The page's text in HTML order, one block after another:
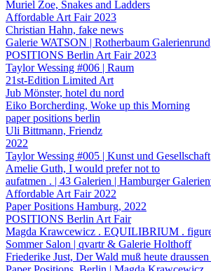
Muriel Zoe, Snakes and Ladders
Affordable Art Fair 2023
Christian Hahn, fake news
Galerie WATSON | Rotherbaum
POSITIONS Berlin Art Fair 2023
Taylor Wessing #006 | Raum
21st-Edition Limited Art
Jub Mönster, hotel du nord
Eiko Borcherding, Woke up this Morning
paper positions berlin
Uli Bittmann, Friendz
2022
Taylor Wessing #005 | Kunst und Gesellschaft
Amelie Guth, I would prefer not to
aufatmen . | 43 Galerien | Hamburger
Affordable Art Fair 2022
Paper Positions Hamburg, 2022
POSITIONS Berlin Art Fair
Magda Krawcewicz . EQUILIBRIUM .
Sommer Salon | qvartr & Galerie Holthoff
Friederike Just, Der Wald muß heute